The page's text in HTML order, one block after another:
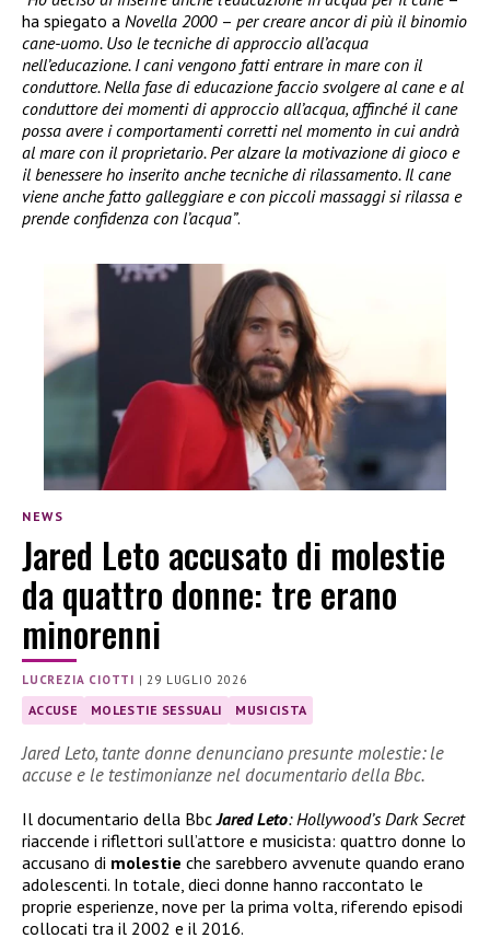
ha spiegato a Novella 2000 – per creare ancor di più il binomio
cane-uomo. Uso le tecniche di approccio all’acqua
nell’educazione. I cani vengono fatti entrare in mare con il
conduttore. Nella fase di educazione faccio svolgere al cane e al
conduttore dei momenti di approccio all’acqua, affinché il cane
possa avere i comportamenti corretti nel momento in cui andrà
al mare con il proprietario. Per alzare la motivazione di gioco e
il benessere ho inserito anche tecniche di rilassamento. Il cane
viene anche fatto galleggiare e con piccoli massaggi si rilassa e
prende confidenza con l’acqua”.
NEWS
Jared Leto accusato di molestie
da quattro donne: tre erano
minorenni
LUCREZIA CIOTTI | 29 LUGLIO 2026
ACCUSE MOLESTIE SESSUALI MUSICISTA
Jared Leto, tante donne denunciano presunte molestie: le
accuse e le testimonianze nel documentario della Bbc.
Il documentario della BbcJared Leto: Hollywood’s Dark Secret
riaccende i riflettori sull’attore e musicista: quattro donne lo
accusano di molestie che sarebbero avvenute quando erano
adolescenti. In totale, dieci donne hanno raccontato le
proprie esperienze, nove per la prima volta, riferendo episodi
collocati tra il 2002 e il 2016.